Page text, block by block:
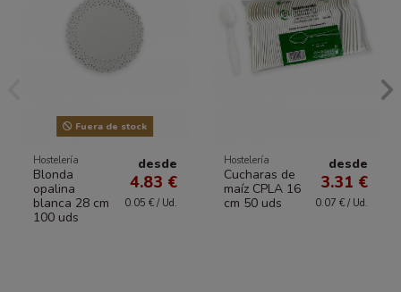
Fuera de stock
Hostelería
Blonda
opalina
blanca 28 cm
100 uds
desde
4.83 €
0.05 € / Ud.
Hostelería
Cucharas de
maíz CPLA 16
cm 50 uds
desde
3.31 €
0.07 € / Ud.